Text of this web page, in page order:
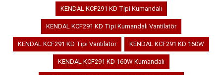
KENDAL KCF291 KD Tipi Kumandalı
KENDAL KCF291 KD Tipi Kumandalı Vantilatör
KENDAL KCF291 KD Tipi Vantilatör KENDAL KCF291 KD 160W
KENDAL KCF291 KD 160W Kumandalı